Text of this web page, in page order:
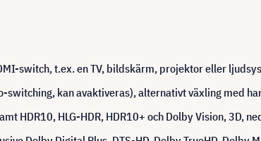
switch, t.ex. en TV, bildskärm, projektor eller
switching, kan avaktiveras), alternativt växling med
HDR10, HLG-HDR, HDR10+ och Dolby Vision, 3D,